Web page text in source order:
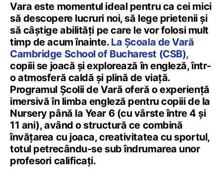
Vara este momentul ideal pentru ca cei mici
să descopere lucruri noi, să lege prietenii și
să câștige abilități pe care le vor folosi mult
timp de acum înainte. La Școala de Vară
Cambridge School of Bucharest (CSB),
copiii se joacă și explorează în engleză, într-
o atmosferă caldă și plină de viață.
Programul Școlii de Vară oferă o experiență
imersivă în limba engleză pentru copiii de la
Nursery până la Year 6 (cu vârste între 4 și
11 ani), având o structură ce combină
învățarea cu joaca, creativitatea cu sportul,
totul petrecându-se sub îndrumarea unor
profesori calificați.